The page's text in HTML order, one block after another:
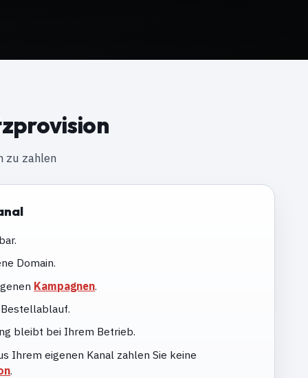
zu zahlen
Domain.
Kampagnen.
bleibt bei Ihrem Betrieb.
Ihrem eigenen Kanal zahlen Sie keine
.